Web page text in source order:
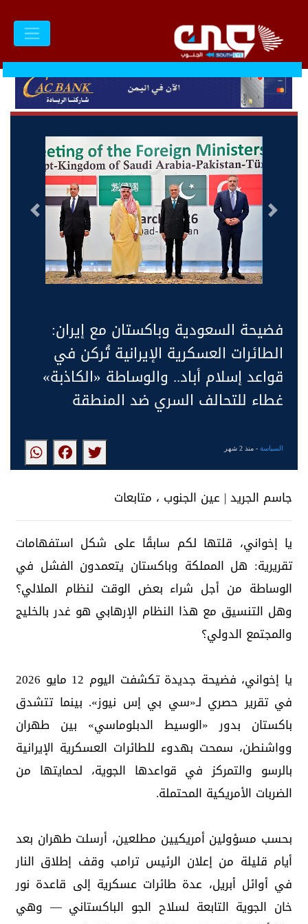
التالى السابق
فضيحة السعودية وباكستان مع إيران:
الطائرات العسكرية الإيرانية تُركن في
قواعد إسلام أباد.. والوساطة «الكاذبة»
غطاء للتحالف السري ضد المنطقة
السياسة- منذ 2 شهر
جاسم الجريد | عين الجنوب ، متابعات
يا إخواني، قلتها لكم سابقًا على شكل استفهامات
تقريرية: هل المملكة وباكستان يتعمدون الفشل في
الوساطة من أجل شراء بعض الوقت لنظام الملالي؟
وهل التنسيق مع هذا النظام الإرهابي هو غدر بالخليج
والمجتمع الدولي؟
يا إخواني، فضيحة جديدة تكشفت اليوم 12 مايو 2026
في تقرير حصري لـ«سي بي إس نيوز». بينما تتشدق
باكستان بدور «الوسيط الدبلوماسي» بين طهران
وواشنطن، سمحت بهدوء للطائرات العسكرية الإيرانية
بالرسو والتمركز في قواعدها الجوية، لحمايتها من
الضربات الأمريكية المحتملة.
بحسب مسؤولين أمريكيين مطلعين، أرسلت طهران بعد
أيام قليلة من إعلان الرئيس ترامب وقف إطلاق النار
في أوائل أبريل، عدة طائرات عسكرية إلى قاعدة نور
خان الجوية التابعة لسلاح الجو الباكستاني — وهي